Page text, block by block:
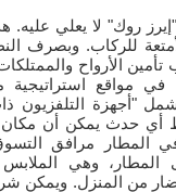
روك" لا يعلي
للركاب. وبصرف
الأرواح
في مواقع
"أجهزة التلفزيون
أي حدث يمكن أن
المطار مرافق
المطار، وهي
من المنزل. ويمكن